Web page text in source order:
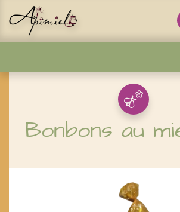
Bonbons au
Panneau de gestion des cookies